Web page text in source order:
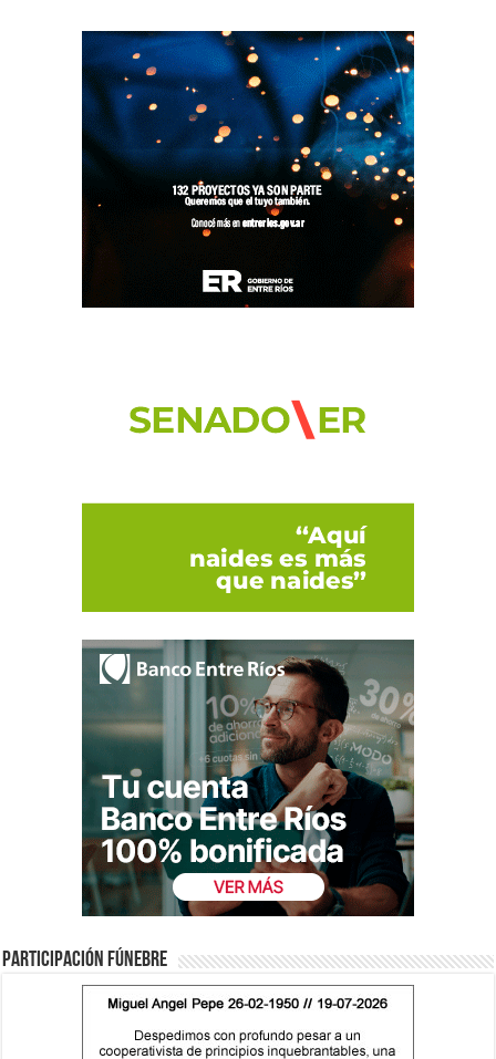
Participación fúnebre